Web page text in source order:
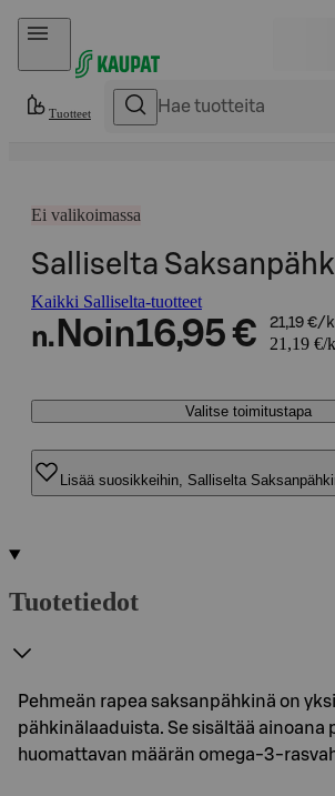
Hyppää sisältöön
Tuotteet
Ei valikoimassa
Salliselta
Kaikki Salliselta-tuotteet
n. Noin16,95 € 21,19 €/
21,19 €/
Valitse toimitustapa
Lisää suosikkeihin, Salliselta
Tuotetiedot
Pehmeän rapea saksanpähkinä on
pähkinälaaduista. Se sisältää ainoana
huomattavan määrän omega-3-